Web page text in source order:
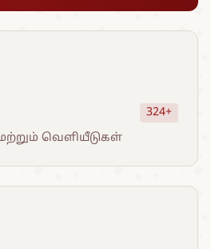
324+
வெளியீடுகள்